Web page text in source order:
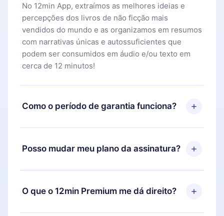
No 12min App, extraímos as melhores ideias e
percepções dos livros de não ficção mais
vendidos do mundo e as organizamos em resumos
com narrativas únicas e autossuficientes que
podem ser consumidos em áudio e/ou texto em
cerca de 12 minutos!
Como o período de garantia funciona?
Você pode baixar nosso aplicativo e começar a
aproveitar nossa biblioteca. Se por algum motivo
não ficar satisfeito com nossa plataforma, basta
e solicitar o reembolso do valor. Você receberá
Posso mudar meu plano da assinatura?
Sim, mas a mudança só se aplicará a partir do
próximo período de cobrança. Por exemplo, se
você decidiu mudar sua assinatura mensal para
O que o 12min Premium me dá direito?